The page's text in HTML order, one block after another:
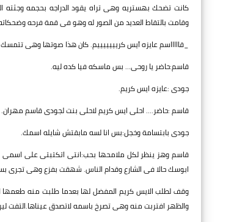
كانت تضحك بهستريه وهى تراه يقود الدراجه بحجمه
وقامت بالتقاط العديد من الصور له وهو فى قمة فرحه
_قاااااسم عايزه آيس كريييييييم. كان هذا صوتها وهى تتمسك
قاسم:حاضر يا روحى... بس ماسكه فيا كده ليه.
جودى :عايزه ايس كريم.
قاسم :حاضر.... احلى ايس كريم لاحلى بنت لجودى قاسم
جودى بابتسامة وخجل:بس انا لسه مابقتش شايله اسمك.
قاسم وهز ينظر لكل ملامحها بحب:انتى اتكتبتى على اسمى
ابوسك حالا فى الشارع وقدام الناس. شهقت بفزع وهى تجرى
وقف لطلب الايس كريم المفضل لها بعدما طلبت منه
والظهر افتربت منه وهى تصرخ باسمه لاتصدق عيناها.التفت